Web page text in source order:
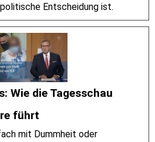
Entscheidung ist.
Wie die Tagesschau
führt
mit Dummheit oder